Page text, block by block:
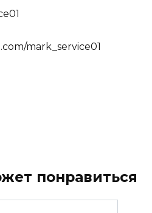
mark_service01
понравиться